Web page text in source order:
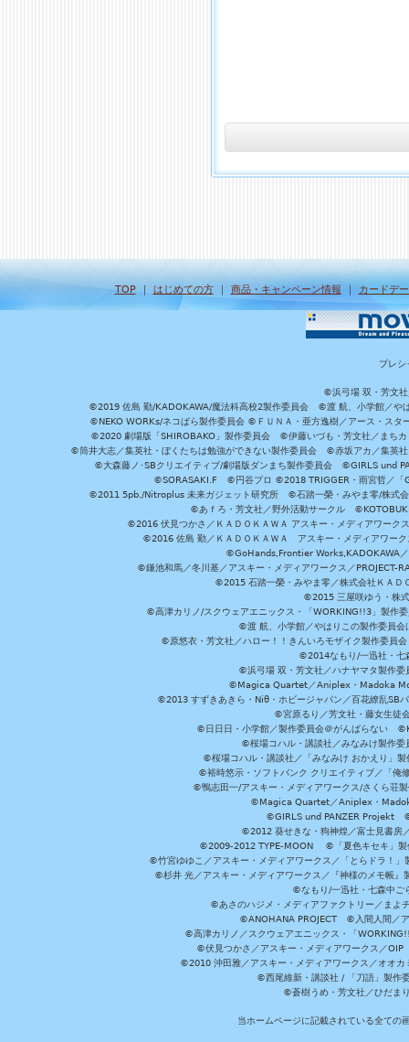
TOP｜ はじめての方｜ 商品・キャンペーン情報 ｜ カードデ
プレシ
©浜弓場 双・芳文社
©2019 佐島 勤/KADOKAWA/魔法科高校2製作委員会 ©渡 航、小学館／や
©NEKO WORKs/ネコぱら製作委員会 ©ＦＵＮＡ・亜方逸樹／アース・ス
©2020 劇場版「SHIROBAKO」製作委員会 ©伊藤いづも・芳文社／まち
©筒井大志／集英社・ぼくたちは勉強ができない製作委員会 ©赤坂アカ／集英
©大森藤ノ･SBクリエイティブ/劇場版ダンまち製作委員会 ©GIRLS und
©SORASAKI.F ©円谷プロ ©2018 TRIGGER・雨宮哲／
©2011 5pb./Nitroplus 未来ガジェット研究所 ©石踏一榮・みやま零/株式
©あｆろ・芳文社／野外活動サークル
©2016 伏見つかさ／ＫＡＤＯＫＡＷＡ アスキー・メディアワー
©2016 佐島 勤／ＫＡＤＯＫＡＷＡ アスキー・メディアワ
©GoHands,Frontier Works,KADOKAWA
©鎌池和馬／冬川基／アスキー・メディアワークス／
©2015 石踏一榮・みやま零／株式会社ＫＡＤ
©2015 三屋咲ゆう・株
©高津カリノ/スクウェアエニックス・「WORKING!!3」製作
©渡 航、小学館／やはりこの製作委員
©原悠衣・芳文社／ハロー！！きんいろモザイク製作委員
©2014なもり/一迅社・
©浜弓場 双・芳文社／ハナヤマタ製作
©Magica Quartet／Aniplex・Madoka
©2013 すずきあきら・Niθ・ホビージャパン／百花繚乱
©宮原るり／芳文社・藤女生徒
©日日日・小学館／製作委員会＠がんばらない
©桜場コハル・講談社／みなみけ製作
©桜場コハル・講談社／「みなみけ おかえり」
©裕時悠示・ソフトバンク クリエイティブ／「
©鴨志田一/アスキー・メディアワークス/さく
©Magica Quartet／Aniplex・
©GIRLS und PANZER Projekt ©
©2012 葵せきな・狗神煌／富士見書
©2009-2012 TYPE-MOON ©「夏色キセキ」製
©竹宮ゆゆこ／アスキー・メディアワークス／「とらドラ！
©杉井 光／アスキー・メディアワークス／『神様のメモ帳
©なもり/一迅社・七森中
©あさのハジメ・メディアファクトリー／ま
©ANOHANA PROJECT ©入間人間／ア
©高津カリノ／スクウェアエニックス・「
©伏見つかさ／アスキー・メディアワークス／
©2010 沖田雅／アスキー・メディアワークス／オオ
©西尾維新・講談社 / 「刀語」製作
©蒼樹うめ・芳文社／ひだま
当ホームページに記載されている全ての